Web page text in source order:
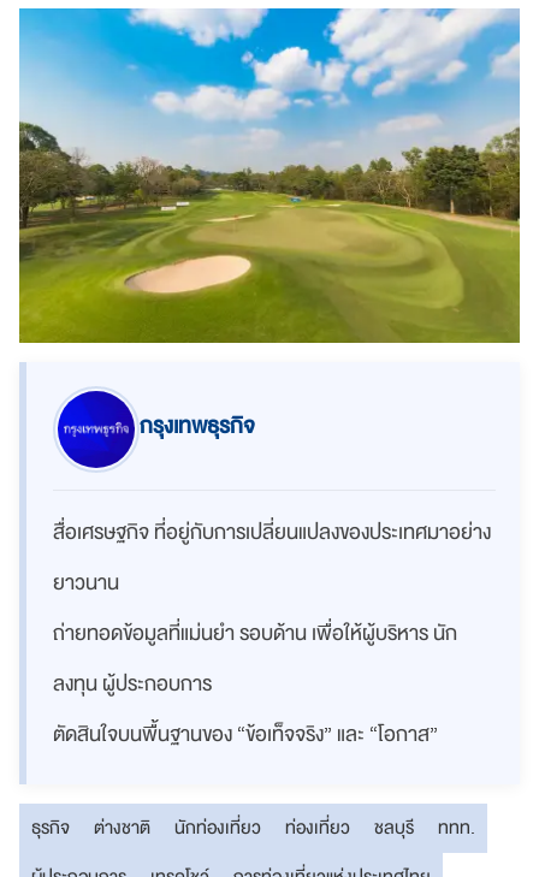
กรุงเทพธุรกิจ
สื่อเศรษฐกิจ ที่อยู่กับการเปลี่ยนแปลงของประเทศมาอย่าง
ยาวนาน
ถ่ายทอดข้อมูลที่แม่นยำ รอบด้าน เพื่อให้ผู้บริหาร นัก
ลงทุน ผู้ประกอบการ
ตัดสินใจบนพื้นฐานของ “ข้อเท็จจริง” และ “โอกาส”
ธุรกิจ ต่างชาติ นักท่องเที่ยว ท่องเที่ยว ชลบุรี
ททท.